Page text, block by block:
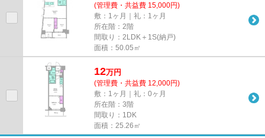
(管理費・共益費 15,000円)
敷：1ヶ月｜礼：1ヶ月
所在階：2階
間取り：2LDK＋1S(納戸)
面積：50.05㎡
12万円
(管理費・共益費 12,000円)
敷：1ヶ月｜礼：0ヶ月
所在階：3階
間取り：1DK
面積：25.26㎡